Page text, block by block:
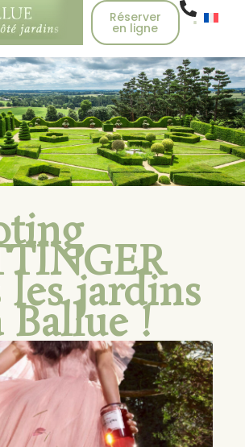
Réserver
en ligne
les jardins
Ballue !